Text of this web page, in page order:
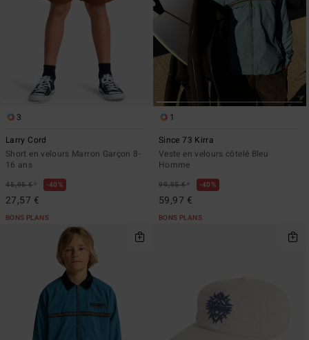
3
Larry Cord
Short en velours Marron Garçon 8-
16 ans
45,95 €* 40%
27,57 €
BONS PLANS
1
Since 73 Kirra
Veste en velours côtelé Bleu
Homme
99,95 €* 40%
59,97 €
BONS PLANS